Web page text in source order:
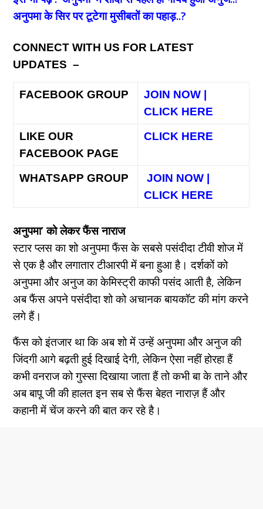
अनुपमा के सिर पर टूटेगा मुसीबतों का पहाड़..?
CONNECT WITH US FOR LATEST
UPDATES –
FACEBOOK GROUP
JOIN NOW |
CLICK HERE
LIKE OUR
FACEBOOK PAGE
CLICK HERE
WHATSAPP GROUP
JOIN NOW |
CLICK HERE
अनुपमा’ को लेकर फैंस नाराज
स्टार प्लस का शो अनुपमा फैंस के सबसे पसंदीदा टीवी शोज में
से एक है और लगातार टीआरपी में बना हुआ है। दर्शकों को
अनुपमा और अनुज का केमिस्ट्री काफी पसंद आती है, लेकिन
अब फैंस अपने पसंदीदा शो को अचानक बायकॉट की मांग करने
लगे हैं।
फैंस को इंतजार था कि अब शो में उन्हें अनुपमा और अनुज की
जिंदगी आगे बढ़ती हुई दिखाई देगी, लेकिन ऐसा नहीं होरहा हैं
कभी वनराज को गुस्सा दिखाया जाता हैं तो कभी बा के ताने और
अब बापू जी की हालत इन सब से फैंस बेहत नाराज़ हैं और
कहानी में चेंज करने की बात कर रहे है।